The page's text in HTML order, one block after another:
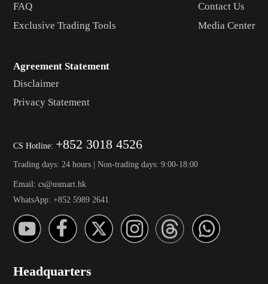
FAQ
Exclusive Trading Tools
Contact Us
Media Center
Agreement Statement
Disclaimer
Privacy Statement
CS Hotline: +852 3018 4526
Trading days: 24 hours | Non-trading days: 9:00-18:00
Email: cs@usmart.hk
WhatsApp: +852 5989 2641
Headquarters